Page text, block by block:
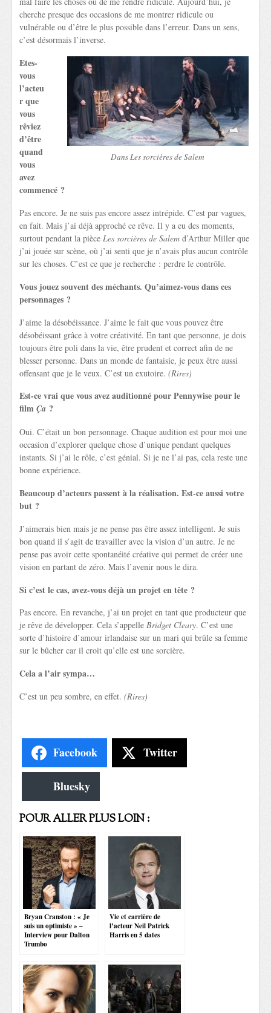
cherche presque des occasions de me montrer ridicule ou
vulnérable ou d’être le plus possible dans l’erreur. Dans un sens,
c’est désormais l’inverse.
Dans Les sorcières de Salem
Etes-
vous
l’acteu
r que
vous
rêviez
d’être
quand
vous
avez
commencé ?
Pas encore. Je ne suis pas encore assez intrépide. C’est par vagues,
en fait. Mais j’ai déjà approché ce rêve. Il y a eu des moments,
surtout pendant la pièceLes sorcières de Salem d’Arthur Miller que
j’ai jouée sur scène, où j’ai senti que je n’avais plus aucun contrôle
sur les choses. C’est ce que je recherche : perdre le contrôle.
Vous jouez souvent des méchants. Qu’aimez-vous dans ces
personnages ?
J’aime la désobéissance. J’aime le fait que vous pouvez être
désobéissant grâce à votre créativité. En tant que personne, je dois
toujours être poli dans la vie, être prudent et correct afin de ne
blesser personne. Dans un monde de fantaisie, je peux être aussi
offensant que je le veux. C’est un exutoire.(Rires)
Est-ce vrai que vous avez auditionné pour Pennywise pour le
filmÇa ?
Oui. C’était un bon personnage. Chaque audition est pour moi une
occasion d’explorer quelque chose d’unique pendant quelques
instants. Si j’ai le rôle, c’est génial. Si je ne l’ai pas, cela reste une
bonne expérience.
Beaucoup d’acteurs passent à la réalisation. Est-ce aussi votre
but ?
J’aimerais bien mais je ne pense pas être assez intelligent. Je suis
bon quand il s’agit de travailler avec la vision d’un autre. Je ne
pense pas avoir cette spontanéité créative qui permet de créer une
vision en partant de zéro. Mais l’avenir nous le dira.
Si c’est le cas, avez-vous déjà un projet en tête ?
Pas encore. En revanche, j’ai un projet en tant que producteur que
je rêve de développer. Cela s’appelleBridget Cleary. C’est une
sorte d’histoire d’amour irlandaise sur un mari qui brûle sa femme
sur le bûcher car il croit qu’elle est une sorcière.
Cela a l’air sympa…
C’est un peu sombre, en effet.(Rires)
Facebook Twitter
Bluesky
POUR ALLER PLUS LOIN :
Bryan Cranston : « Je
suis un optimiste » –
Interview pour Dalton
Trumbo
Vie et carrière de
l’acteur Neil Patrick
Harris en 5 dates